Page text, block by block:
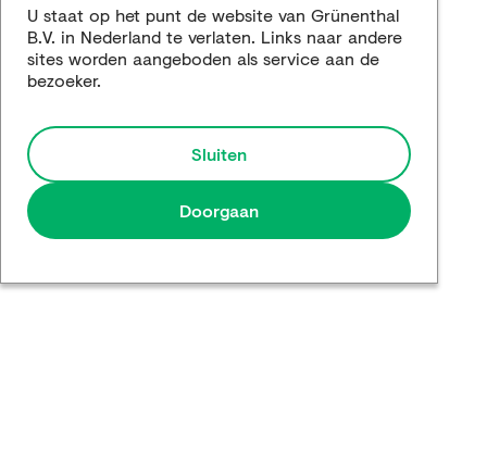
Soorten pijn
Producten
Educatie
Service & materialen
Contact
U staat op het punt de website van Grünenthal
B.V. in Nederland te verlaten. Links naar andere
sites worden aangeboden als service aan de
bezoeker.
Sluiten
Doorgaan